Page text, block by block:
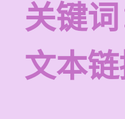
关键词
文本链